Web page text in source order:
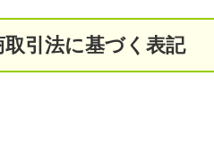
取引法に基づく表記